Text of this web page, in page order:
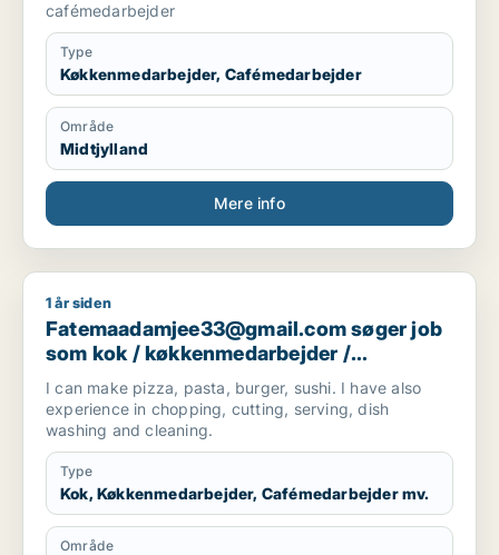
cafémedarbejder
Type
Køkkenmedarbejder, Cafémedarbejder
Område
Midtjylland
Mere info
Fatemaadamjee33@gmail.com søger job som kok /
1 år siden
Fatemaadamjee33@gmail.com søger job
som kok / køkkenmedarbejder /
cafémedarbejder / hotelmedarbejder
I can make pizza, pasta, burger, sushi. I have also
experience in chopping, cutting, serving, dish
washing and cleaning.
Type
Kok, Køkkenmedarbejder, Cafémedarbejder mv.
Område